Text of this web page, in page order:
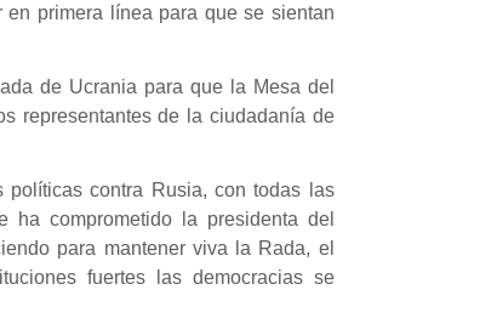
primera línea para que se sientan
de Ucrania para que la Mesa del
representantes de la ciudadanía de
contra Rusia, con todas las
ha comprometido la presidenta del
para mantener viva la Rada, el
fuertes las democracias se